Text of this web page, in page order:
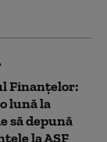
Finanţelor:
lună la
să depună
la ASF